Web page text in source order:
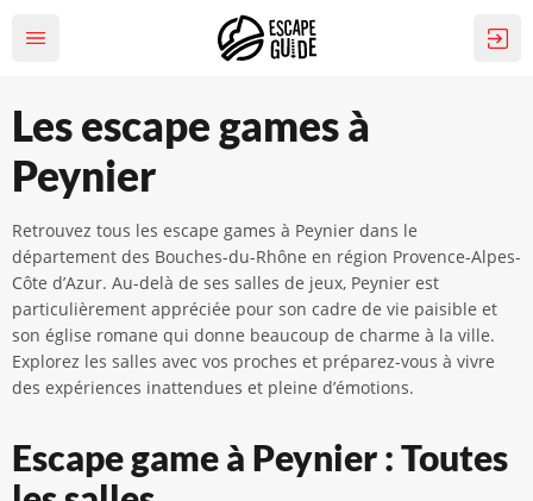
Les escape games à
Peynier
Retrouvez tous les escape games à Peynier dans le
département des Bouches-du-Rhône en région Provence-Alpes-
Côte d’Azur. Au-delà de ses salles de jeux, Peynier est
particulièrement appréciée pour son cadre de vie paisible et
son église romane qui donne beaucoup de charme à la ville.
Explorez les salles avec vos proches et préparez-vous à vivre
des expériences inattendues et pleine d’émotions.
Escape game à Peynier : Toutes